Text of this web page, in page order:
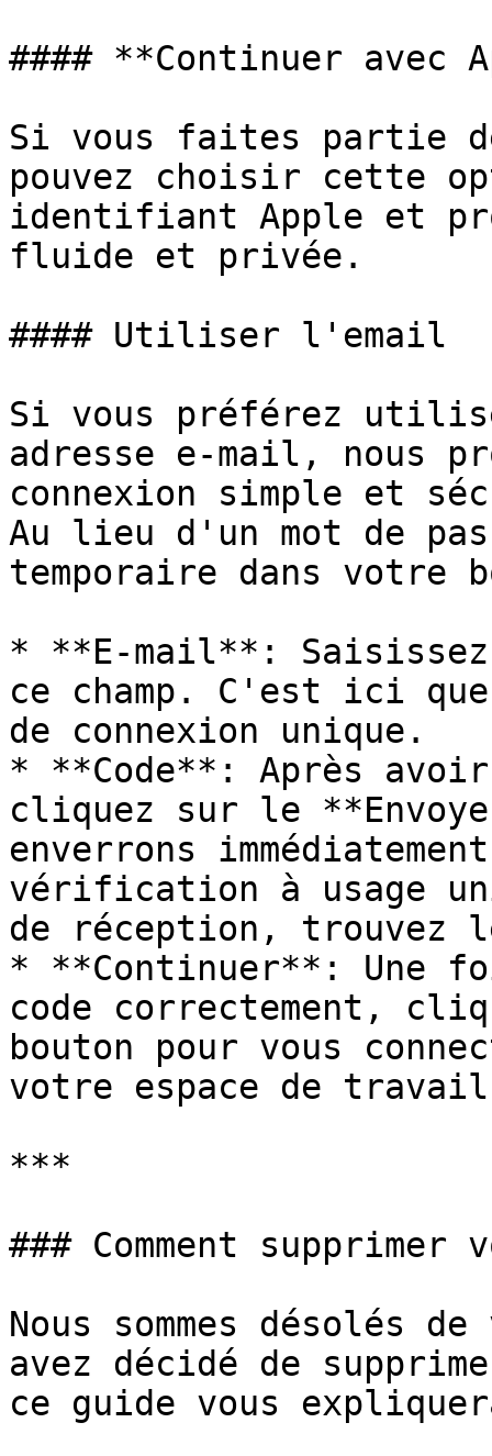
#### **Continuer avec
Si vous faites partie
pouvez choisir cette
identifiant Apple et
fluide et privée.
#### Utiliser l'email
Si vous préférez
adresse e-mail, nous
connexion simple et
Au lieu d'un mot de
temporaire dans votre
* **E-mail**:
ce champ. C'est ici
de connexion unique.
* **Code**: Après
cliquez sur le
enverrons
vérification à usage
de réception,
* **Continuer**: Une
code correctement,
bouton pour vous
votre espace de
***
### Comment
Nous sommes désolés
avez décidé de
ce guide vous